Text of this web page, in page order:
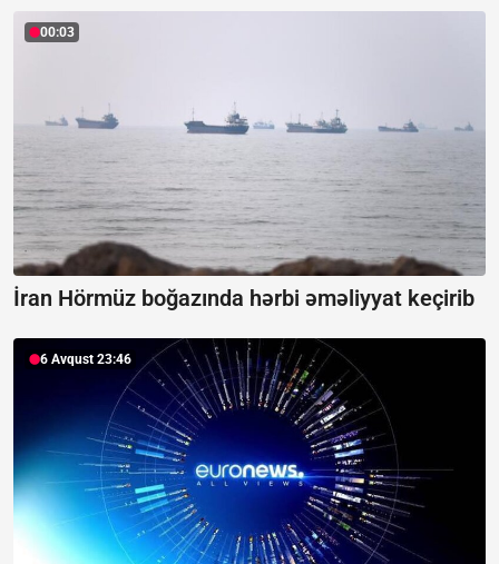
00:03
İran Hörmüz boğazında hərbi əməliyyat keçirib
6 Avqust 23:46